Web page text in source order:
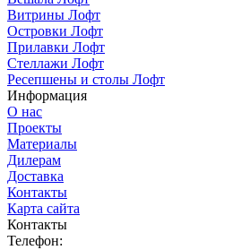
Витрины Лофт
Островки Лофт
Прилавки Лофт
Стеллажи Лофт
Ресепшены и столы Лофт
Информация
О нас
Проекты
Материалы
Дилерам
Доставка
Контакты
Карта сайта
Контакты
Телефон: